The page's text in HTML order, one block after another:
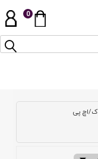
0
/اچ پی